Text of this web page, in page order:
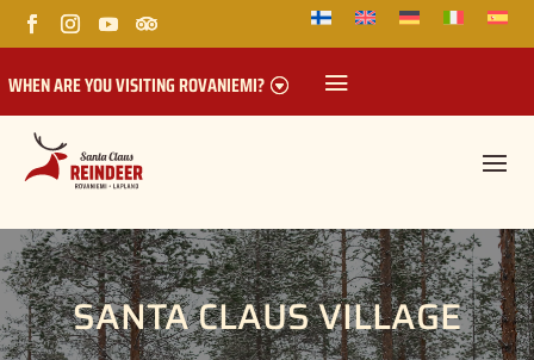
WHEN ARE YOU VISITING ROVANIEMI?
SANTA CLAUS VILLAGE